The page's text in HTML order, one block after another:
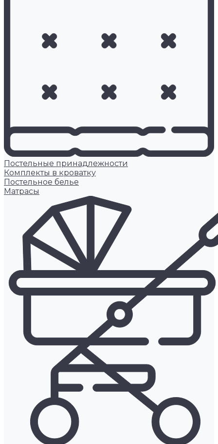
Постельные принадлежности
Комплекты в кроватку
Постельное белье
Матрасы